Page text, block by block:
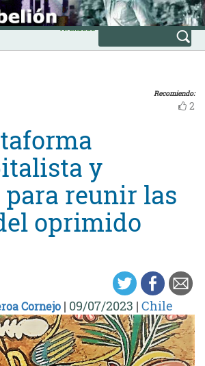
Avanzada
Recomiendo:
2
y
reunir las
oprimido
Cornejo | 09/07/2023 | Chile